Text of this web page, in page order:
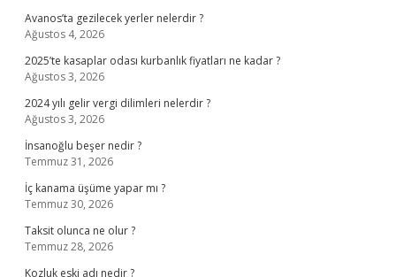
Avanos’ta gezilecek yerler nelerdir ?
Ağustos 4, 2026
2025’te kasaplar odası kurbanlık fiyatları ne kadar ?
Ağustos 3, 2026
2024 yılı gelir vergi dilimleri nelerdir ?
Ağustos 3, 2026
İnsanoğlu beşer nedir ?
Temmuz 31, 2026
İç kanama üşüme yapar mı ?
Temmuz 30, 2026
Taksit olunca ne olur ?
Temmuz 28, 2026
Kozluk eski adı nedir ?